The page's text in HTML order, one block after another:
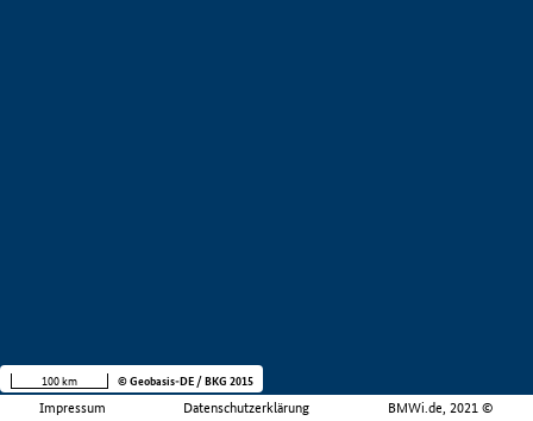
Impressum Datenschutzerklärung BMWi.de, 2021 ©
100 km © Geobasis-DE / BKG 2015